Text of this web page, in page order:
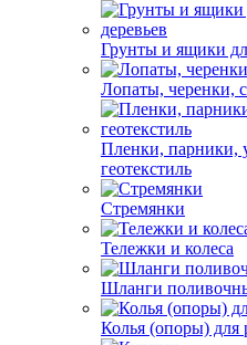
Грунты и ящики
Лопаты, черенки,
Пленки, парники,
геотекстиль
Стремянки
Тележки и колеса
Шланги
Колья (опоры) для